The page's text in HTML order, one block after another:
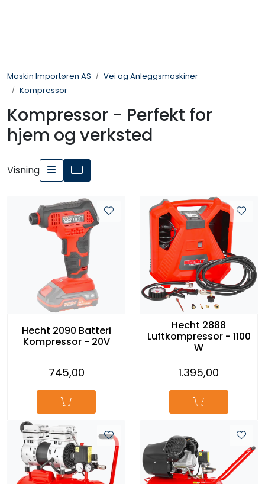
Maskin Importøren AS
Vei og Anleggsmaskiner
Kompressor
Kompressor - Perfekt for
hjem og verksted
Visning
Hecht 2090 Batteri
Kompressor - 20V
745,00
Hecht 2888
Luftkompressor - 1100
W
1.395,00
Sprøyter
Vei og Anleggsmaskiner
Hageredskaper
Skogsredskaper
ATV & Plentraktorutstyr
Reservedeler
Slåmaskin
Motorsag
Ryggsprøyte
Elektriske Maskiner
Kampanje